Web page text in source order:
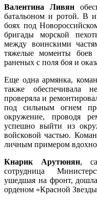
Валентина Ливян
батальоном и ротой. В
боях под
бригады морской
между воинскими
тяжелые моменты боев
раненых с поля боя и
Еще одна армянка,
также обеспечивала
проверяла и
под сильным огнем
окружение, проводя
успешно выйти из
войсковой частью.
личным примером
Кнарик Арутюнян,
сотрудница
ушедшая на фронт,
орденом «Красной